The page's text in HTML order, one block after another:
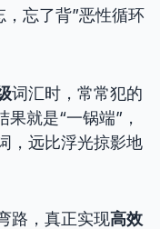
，忘了背”恶性循环
词汇时，常常犯的
就是“一锅端”，
，远比浮光掠影地
路，真正实现高效